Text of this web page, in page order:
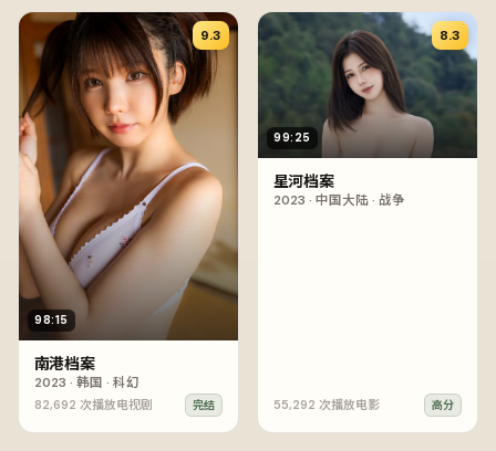
98:15
9.3
南港档案
2023 · 韩国 · 科幻
82,692 次播放电视剧 完结
99:25
8.3
星河档案
2023 · 中国大陆· 战争
55,292 次播放电影 高分